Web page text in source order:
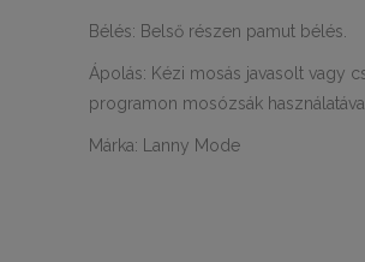
Bélés: Belső részen pamut bélés.
Ápolás: Kézi mosás javasolt vagy
programon mosózsák használatával.
Márka: Lanny Mode